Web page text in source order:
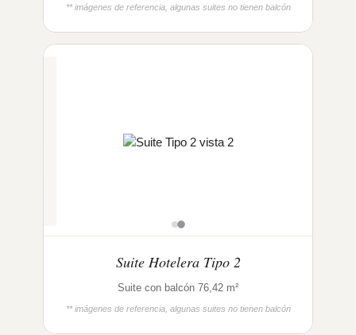
** imágenes de referencia, algunas suites no tienen balcón
Suite Hotelera Tipo 2
Suite con balcón 76,42 m²
** imágenes de referencia, algunas suites no tienen balcón